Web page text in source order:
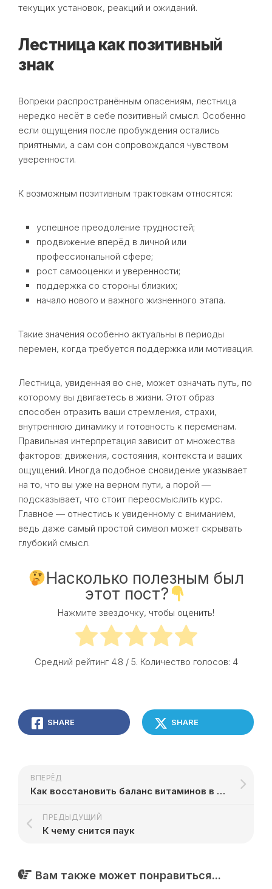
текущих установок, реакций и ожиданий.
Лестница как позитивный
знак
Вопреки распространённым опасениям, лестница
нередко несёт в себе позитивный смысл. Особенно
если ощущения после пробуждения остались
приятными, а сам сон сопровождался чувством
уверенности.
К возможным позитивным трактовкам относятся:
успешное преодоление трудностей;
продвижение вперёд в личной или
профессиональной сфере;
рост самооценки и уверенности;
поддержка со стороны близких;
начало нового и важного жизненного этапа.
Такие значения особенно актуальны в периоды
перемен, когда требуется поддержка или мотивация.
Лестница, увиденная во сне, может означать путь, по
которому вы двигаетесь в жизни. Этот образ
способен отразить ваши стремления, страхи,
внутреннюю динамику и готовность к переменам.
Правильная интерпретация зависит от множества
факторов: движения, состояния, контекста и ваших
ощущений. Иногда подобное сновидение указывает
на то, что вы уже на верном пути, а порой —
подсказывает, что стоит переосмыслить курс.
Главное — отнестись к увиденному с вниманием,
ведь даже самый простой символ может скрывать
глубокий смысл.
Насколько полезным был
этот пост?
Нажмите звездочку, чтобы оценить!
Средний рейтинг 4.8 / 5. Количество голосов: 4
SHARE SHARE
ВПЕРЁД
Как восстановить баланс витаминов в организме
ПРЕДЫДУЩИЙ
К чему снится паук
Вам также может понравиться...